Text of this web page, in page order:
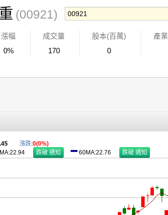
(00921)
漲幅
0%
成交量
170
股本(百萬)
0
產業
漲跌:0(0%)
60MA:22.76